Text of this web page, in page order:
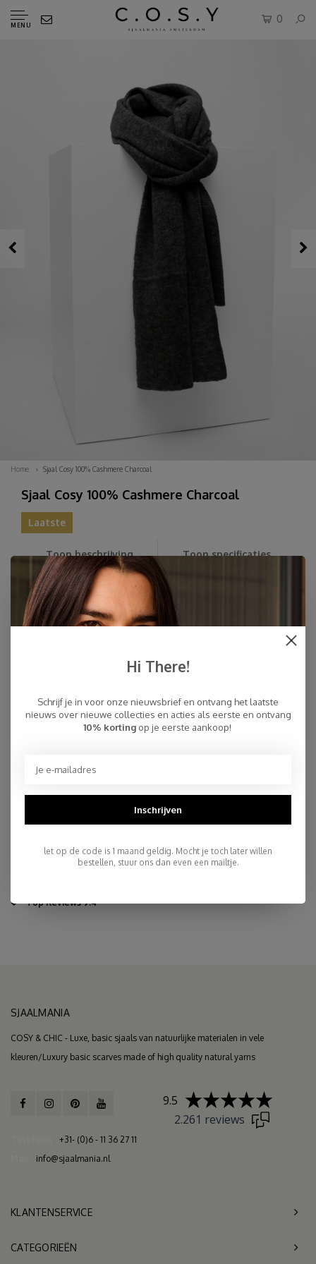
MENU
0
Home Sjaal Cosy 100% Cashmere Charcoal
Sjaal Cosy 100% Cashmere Charcoal
Laatste
Toon beschrijving Toon specificaties
Sjaal SjaalMania Cosy 100% Cashmere Charcoal. De
ultieme zachte sjaal van 100% hoge kwaliteit cashmere uit
Inner-Mongolië in klassieke kleuren. Deze super light
weight cashmere is voor wie juist niet van die grote dikke
100% cashmere
Inner-Mongolië
Snelle Levering
Gratis Verzending binnen NL, ook ophalen Post NL locatie
Top Reviews 9.4
SJAALMANIA
COSY & CHIC - Luxe, basic sjaals van natuurlijke materialen in vele
kleuren/Luxury basic scarves made of high quality natural yarns
+31- (0)6 - 11 36 27 11
info@sjaalmania.nl
9.5
2.261 reviews
KLANTENSERVICE
CATEGORIEËN
Hi There!
Schrijf je in voor onze nieuwsbrief en ontvang het laatste
nieuws over nieuwe collecties en acties als eerste en ontvang
10% korting op je eerste aankoop!
Inschrijven
let op de code is 1 maand geldig. Mocht je toch later willen
bestellen, stuur ons dan even een mailtje.